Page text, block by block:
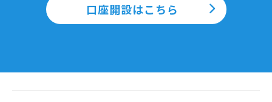
口座開設はこちら